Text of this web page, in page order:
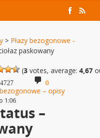
> Płazy bezogonowe -
paskowany
(3 votes, average:4,67
4727 0
bezogonowe – opisy
1:06
–